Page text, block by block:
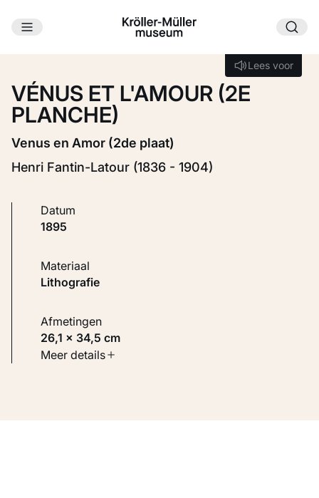
Ga naar hoofdinhoud
Lees voor
Lees voor
VÉNUS ET L'AMOUR (2E
PLANCHE)
Venus en Amor (2de plaat)
Henri Fantin-Latour (1836 - 1904)
Datum
1895
Materiaal
Lithografie
Afmetingen
26,1 × 34,5 cm
Soort werk
Meer details